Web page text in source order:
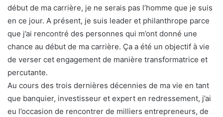
début de ma carrière, je ne serais pas l’homme que je suis
en ce jour. A présent, je suis leader et philanthrope parce
que j’ai rencontré des personnes qui m’ont donné une
chance au début de ma carrière. Ça a été un objectif à vie
de verser cet engagement de manière transformatrice et
percutante.
Au cours des trois dernières décennies de ma vie en tant
que banquier, investisseur et expert en redressement, j’ai
eu l’occasion de rencontrer de milliers entrepreneurs, de